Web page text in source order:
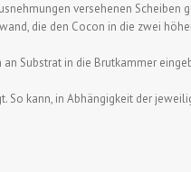
versehenen Scheiben
die den Cocon in die zwei
Substrat in die Brutkammer
kann, in Abhängigkeit der